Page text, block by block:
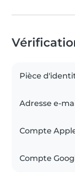
Pièce
Adresse e-
Compte
Compte